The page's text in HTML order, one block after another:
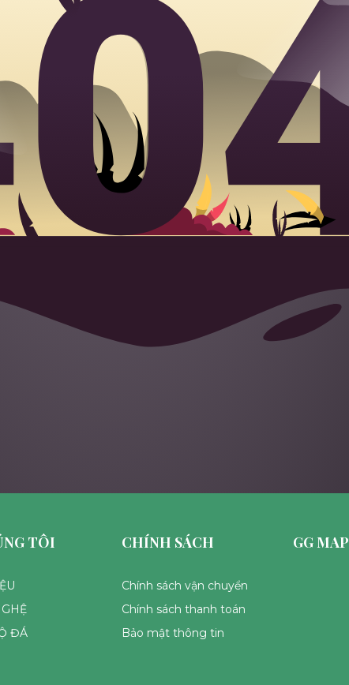
TÔI
ĐÁ
CHÍNH SÁCH
Chính sách vận chuyển
Chính sách thanh toán
Bảo mật thông tin
GG MAP